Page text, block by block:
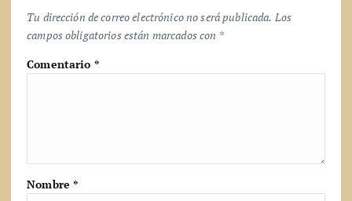
Tu dirección de correo electrónico no será publicada. Los
campos obligatorios están marcados con *
Comentario *
Nombre*